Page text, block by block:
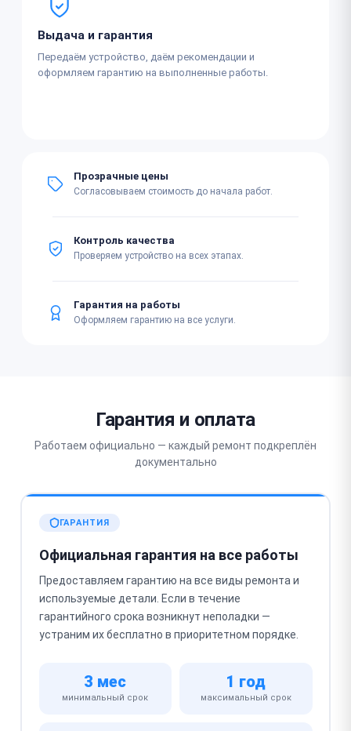
Выдача и гарантия
Передаём устройство, даём рекомендации и
оформляем гарантию на выполненные работы.
Прозрачные цены
Согласовываем стоимость до начала работ.
Контроль качества
Проверяем устройство на всех этапах.
Гарантия на работы
Оформляем гарантию на все услуги.
Гарантия и оплата
Работаем официально — каждый ремонт подкреплён
документально
ГАРАНТИЯ
Официальная гарантия на все работы
Предоставляем гарантию на все виды ремонта и
используемые детали. Если в течение
гарантийного срока возникнут неполадки —
устраним их бесплатно в приоритетном порядке.
3 мес
минимальный срок
1 год
максимальный срок